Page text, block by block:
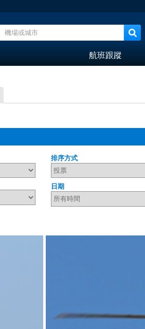
航班跟蹤
排序方式
日期